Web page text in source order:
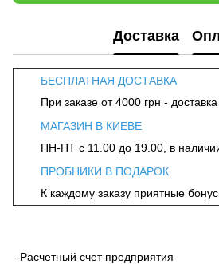
Доставка
БЕСПЛАТНАЯ ДОСТАВКА
При заказе от 4000 грн -
МАГАЗИН В КИЕВЕ
ПН-ПТ с 11.00 до 19.00, в
ПРОБНИКИ В ПОДАРОК
К каждому заказу приятные
- Расчетный счет предприятия